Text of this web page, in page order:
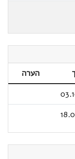
הערה